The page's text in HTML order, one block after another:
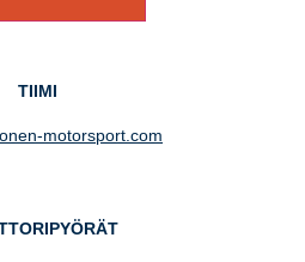
TIIMI
motorsport.com